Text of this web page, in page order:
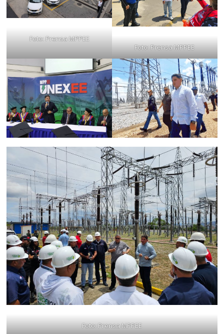
Foto: Prensa MPPEE
Foto: Prensa MPPEE
Foto: Prensa MPPEE